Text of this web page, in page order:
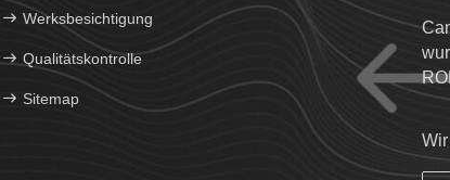
Werksbesichtigung
Qualitätskontrolle
Sitemap